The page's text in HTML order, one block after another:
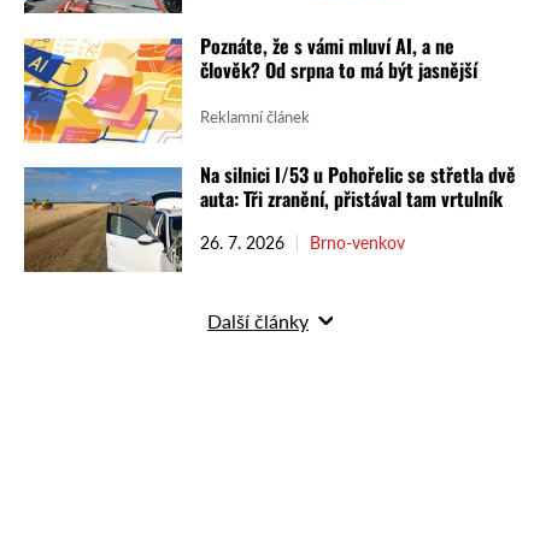
Poznáte, že s vámi mluví AI, a ne
člověk? Od srpna to má být jasnější
Reklamní článek
Na silnici I/53 u Pohořelic se střetla dvě
auta: Tři zranění, přistával tam vrtulník
26. 7. 2026 Brno-venkov
Další články